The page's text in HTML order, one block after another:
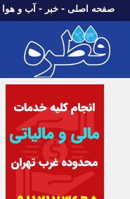
صفحه اصلی - خبر - آب و هوا